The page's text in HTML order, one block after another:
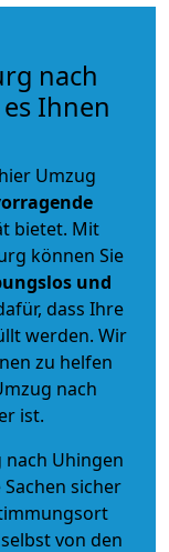
nach
Ihnen
Umzug
bietet. Mit
können Sie
und
dass Ihre
werden. Wir
zu helfen
nach
ist.
nach Uhingen
sicher
von den